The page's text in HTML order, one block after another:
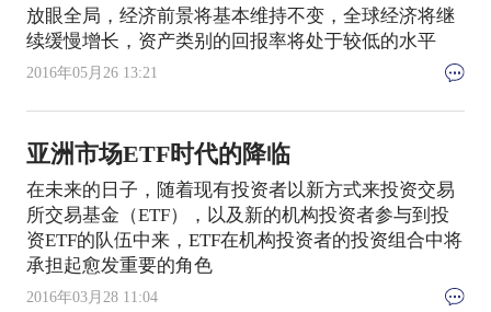
放眼全局，经济前景将基本维持不变，全球经济将继
续缓慢增长，资产类别的回报率将处于较低的水平
2016年05月26 13:21
亚洲市场ETF时代的降临
在未来的日子，随着现有投资者以新方式来投资交易
所交易基金（ETF），以及新的机构投资者参与到投
资ETF的队伍中来，ETF在机构投资者的投资组合中将
承担起愈发重要的角色
2016年03月28 11:04